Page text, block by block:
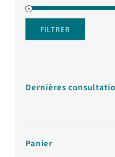
FILTRER
Dernières
Panier